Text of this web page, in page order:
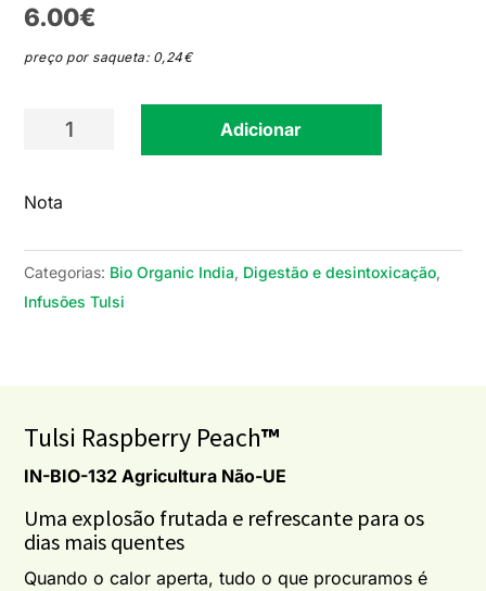
6.00€
preço por saqueta: 0,24€
Quantidade
Raspberry
-
Infusão
saquetas
Adicionar
Nota
Categorias: Bio Organic India, Digestão e desintoxicação,
Infusões Tulsi
Tulsi Raspberry Peach™
IN-BIO-132 Agricultura Não-UE
Uma explosão frutada e refrescante para os
dias mais quentes
Quando o calor aperta, tudo o que procuramos é